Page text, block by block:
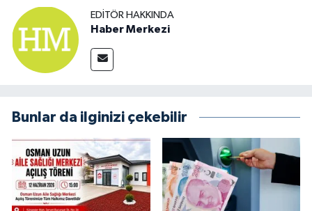
EDITÖR HAKKINDA
Haber Merkezi
Bunlar da ilginizi çekebilir